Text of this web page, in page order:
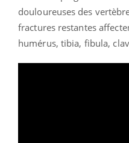
douloureuses des
fractures restantes
humérus, tibia, fibula,